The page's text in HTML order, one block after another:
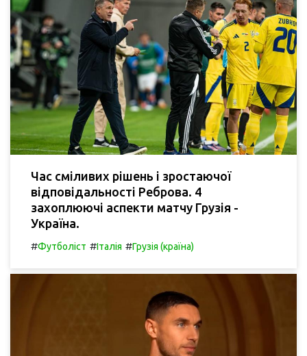
Час сміливих рішень і зростаючої
відповідальності Реброва. 4
захоплюючі аспекти матчу Грузія -
Україна.
#Футболіст #Італія #Грузія (країна)